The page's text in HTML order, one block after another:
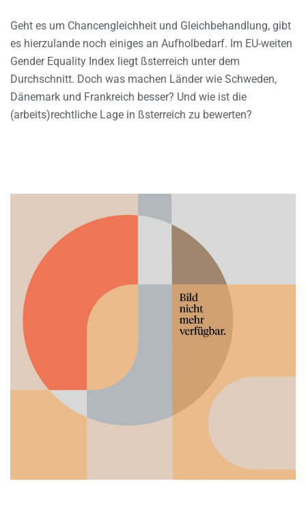
Geht es um Chancengleichheit und Gleichbehandlung, gibt
es hierzulande noch einiges an Aufholbedarf. Im EU-weiten
Gender Equality Index liegt ßsterreich unter dem
Durchschnitt. Doch was machen Länder wie Schweden,
Dänemark und Frankreich besser? Und wie ist die
(arbeits)rechtliche Lage in ßsterreich zu bewerten?